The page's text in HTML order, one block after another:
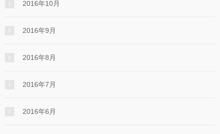
2016年10月
2016年9月
2016年8月
2016年7月
2016年6月